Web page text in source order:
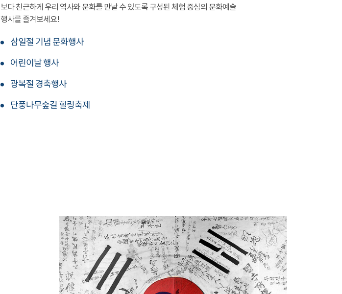
보다 친근하게 우리 역사와 문화를 만날 수 있도록 구성된 체험 중심의 문화예술
행사를 즐겨보세요!
삼일절 기념 문화행사
어린이날 행사
광복절 경축행사
단풍나무숲길 힐링축제